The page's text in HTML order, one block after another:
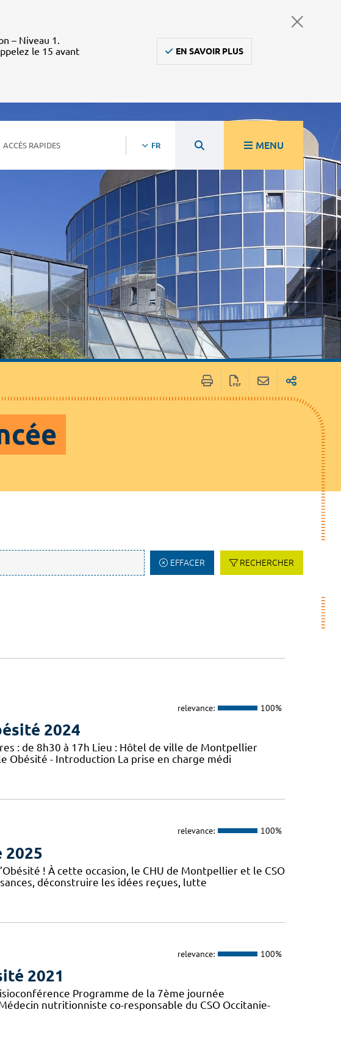
– Niveau 1.
le 15 avant
EN SAVOIR PLUS
ACCÈS RAPIDES FR MENU
EFFACER RECHERCHER
relevance: 100%
2024
: de 8h30 à 17h Lieu : Hôtel de ville de Montpellier
- Introduction La prise en charge médi
relevance: 100%
2025
! À cette occasion, le CHU de Montpellier et le CSO
déconstruire les idées reçues, lutte
relevance: 100%
2021
Programme de la 7ème journée
nutritionniste co-responsable du CSO Occitanie-